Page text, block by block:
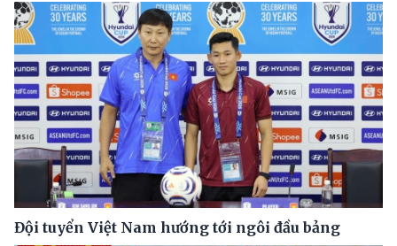
Đội tuyển Việt Nam hướng tới ngôi đầu bảng